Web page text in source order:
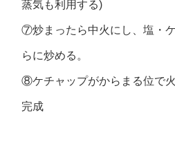
蒸気も利用する)
⑦炒まったら中火にし、塩・
らに炒める。
⑧ケチャップがからまる位で
完成